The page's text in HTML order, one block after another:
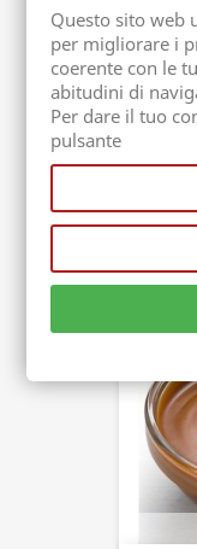
Questo sito web
per migliorare i
coerente con le
abitudini di
Per dare il tuo
pulsante